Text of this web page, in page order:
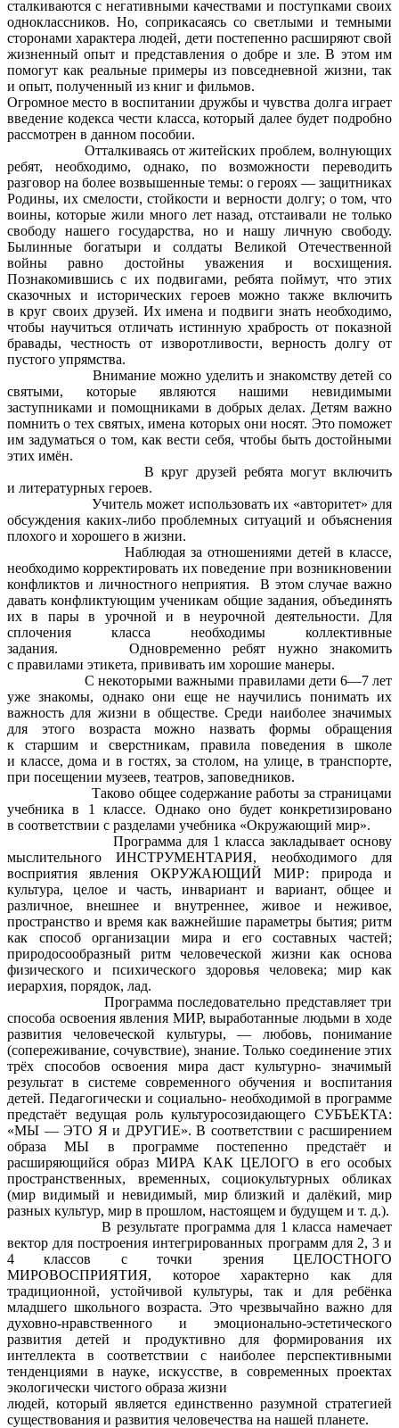
сталкиваются с негативными качествами и поступками своих
одноклассников. Но, соприкасаясь со светлыми и темными
сторонами характера людей, дети постепенно расширяют свой
жизненный опыт и представления о добре и зле. В этом им
помогут как реальные примеры из повседневной жизни, так
и опыт, полученный из книг и фильмов.
Огромное место в воспитании дружбы и чувства долга играет
введение кодекса чести класса, который далее будет подробно
рассмотрен в данном пособии.
Отталкиваясь от житейских проблем, волнующих
ребят, необходимо, однако, по возможности переводить
разговор на более возвышенные темы: о героях — защитниках
Родины, их смелости, стойкости и верности долгу; о том, что
воины, которые жили много лет назад, отстаивали не только
свободу нашего государства, но и нашу личную свободу.
Былинные богатыри и солдаты Великой Отечественной
войны равно достойны уважения и восхищения.
Познакомившись с их подвигами, ребята поймут, что этих
сказочных и исторических героев можно также включить
в круг своих друзей. Их имена и подвиги знать необходимо,
чтобы научиться отличать истинную храбрость от показной
бравады, честность от изворотливости, верность долгу от
пустого упрямства.
Внимание можно уделить и знакомству детей со
святыми, которые являются нашими невидимыми
заступниками и помощниками в добрых делах. Детям важно
помнить о тех святых, имена которых они носят. Это поможет
им задуматься о том, как вести себя, чтобы быть достойными
этих имён.
В круг друзей ребята могут включить
и литературных героев.
Учитель может использовать их «авторитет» для
обсуждения каких-либо проблемных ситуаций и объяснения
плохого и хорошего в жизни.
Наблюдая за отношениями детей в классе,
необходимо корректировать их поведение при возникновении
конфликтов и личностного неприятия. В этом случае важно
давать конфликтующим ученикам общие задания, объединять
их в пары в урочной и в неурочной деятельности. Для
сплочения класса необходимы коллективные
задания. Одновременно ребят нужно знакомить
с правилами этикета, прививать им хорошие манеры.
С некоторыми важными правилами дети 6—7 лет
уже знакомы, однако они еще не научились понимать их
важность для жизни в обществе. Среди наиболее значимых
для этого возраста можно назвать формы обращения
к старшим и сверстникам, правила поведения в школе
и классе, дома и в гостях, за столом, на улице, в транспорте,
при посещении музеев, театров, заповедников.
Таково общее содержание работы за страницами
учебника в 1 классе. Однако оно будет конкретизировано
в соответствии с разделами учебника «Окружающий мир».
Программа для 1 класса закладывает основу
мыслительного ИНСТРУМЕНТАРИЯ, необходимого для
восприятия явления ОКРУЖАЮЩИЙ МИР: природа и
культура, целое и часть, инвариант и вариант, общее и
различное, внешнее и внутреннее, живое и неживое,
пространство и время как важнейшие параметры бытия; ритм
как способ организации мира и его составных частей;
природосообразный ритм человеческой жизни как основа
физического и психического здоровья человека; мир как
иерархия, порядок, лад.
Программа последовательно представляет три
способа освоения явления МИР, выработанные людьми в ходе
развития человеческой культуры, — любовь, понимание
(сопереживание, сочувствие), знание. Только соединение этих
трёх способов освоения мира даст культурно- значимый
результат в системе современного обучения и воспитания
детей. Педагогически и социально- необходимой в программе
предстаёт ведущая роль культуросозидающего СУБЪЕКТА:
«МЫ — ЭТО Я и ДРУГИЕ». В соответствии с расширением
образа МЫ в программе постепенно предстаёт и
расширяющийся образ МИРА КАК ЦЕЛОГО в его особых
пространственных, временных, социокультурных обликах
(мир видимый и невидимый, мир близкий и далёкий, мир
разных культур, мир в прошлом, настоящем и будущем и т. д.).
В результате программа для 1 класса намечает
вектор для построения интегрированных программ для 2, 3 и
4 классов с точки зрения ЦЕЛОСТНОГО
МИРОВОСПРИЯТИЯ, которое характерно как для
традиционной, устойчивой культуры, так и для ребёнка
младшего школьного возраста. Это чрезвычайно важно для
духовно-нравственного и эмоционально-эстетического
развития детей и продуктивно для формирования их
интеллекта в соответствии с наиболее перспективными
тенденциями в науке, искусстве, в современных проектах
экологически чистого образа жизни
людей, который является единственно разумной стратегией
существования и развития человечества на нашей планете.